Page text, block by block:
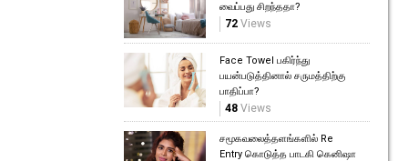
வைப்பது சிறந்ததா?
72 Views
Face Towel பகிர்ந்து
பயன்படுத்தினால் சருமத்திற்கு
பாதிப்பா?
48 Views
சமூகவலைத்தளங்களில் Re
Entry கொடுத்த பாடகி கெனிஷா